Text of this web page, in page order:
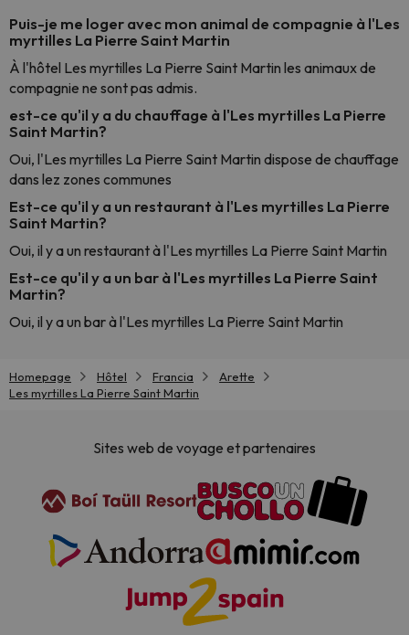
Puis-je me loger avec mon animal de compagnie à l'Les
myrtilles La Pierre Saint Martin
À l'hôtel Les myrtilles La Pierre Saint Martin les animaux de
compagnie ne sont pas admis.
est-ce qu'il y a du chauffage à l'Les myrtilles La Pierre
Saint Martin?
Oui, l'Les myrtilles La Pierre Saint Martin dispose de chauffage
dans lez zones communes
Est-ce qu'il y a un restaurant à l'Les myrtilles La Pierre
Saint Martin?
Oui, il y a un restaurant à l'Les myrtilles La Pierre Saint Martin
Est-ce qu'il y a un bar à l'Les myrtilles La Pierre Saint
Martin?
Oui, il y a un bar à l'Les myrtilles La Pierre Saint Martin
Homepage Hôtel Francia
Arette
Les myrtilles La Pierre Saint Martin
Sites web de voyage et partenaires